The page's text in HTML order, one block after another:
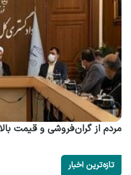
مردم از گران فروشی و قیمت
تازه‌ترین اخبار